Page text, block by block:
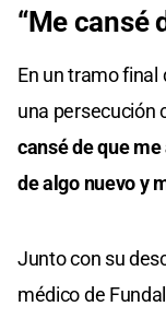
“Me cansé
En un tramo final
una persecución
cansé de que
de algo nuevo y
Junto con su
médico de